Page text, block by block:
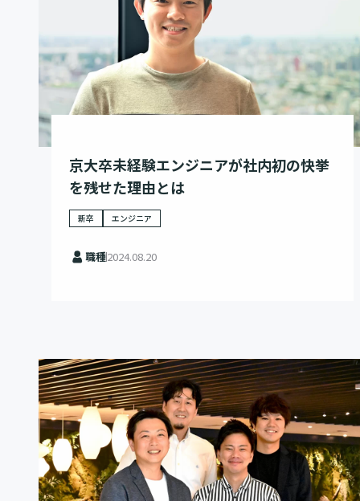
京大卒未経験エンジニアが社内初の快挙
を残せた理由とは
新卒 エンジニア
職種2024.08.20